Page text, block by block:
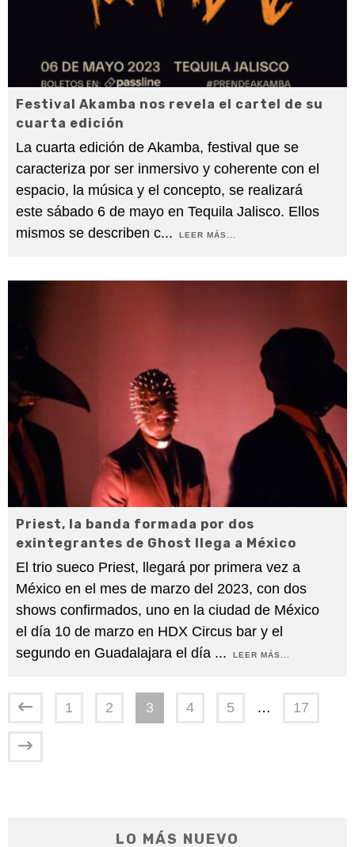
Festival Akamba nos revela el cartel de su
cuarta edición
La cuarta edición de Akamba, festival que se
caracteriza por ser inmersivo y coherente con el
espacio, la música y el concepto, se realizará
este sábado 6 de mayo en Tequila Jalisco. Ellos
mismos se describen c... LEER MÁS...
Priest, la banda formada por dos
exintegrantes de Ghost llega a México
El trio sueco Priest, llegará por primera vez a
México en el mes de marzo del 2023, con dos
shows confirmados, uno en la ciudad de México
el día 10 de marzo en HDX Circus bar y el
segundo en Guadalajara el día ... LEER MÁS...
1 2 3 4 5 … 17
LO MÁS NUEVO